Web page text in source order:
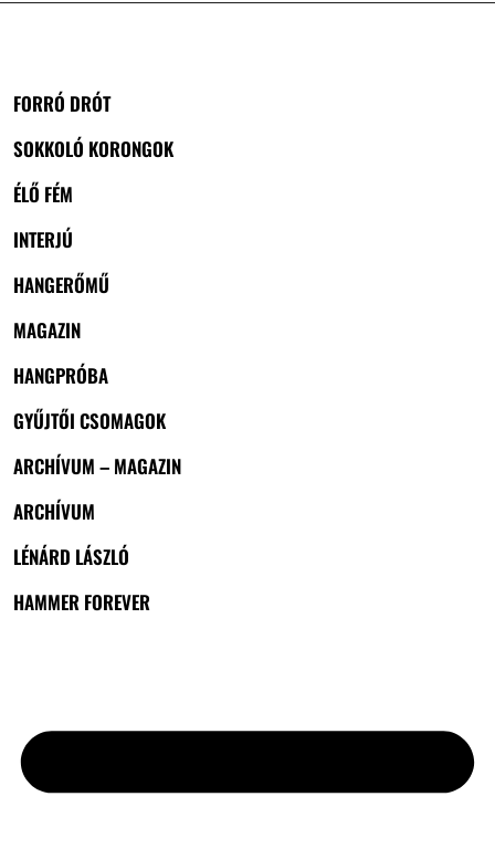
FORRÓ DRÓT
SOKKOLÓ KORONGOK
ÉLŐ FÉM
INTERJÚ
HANGERŐMŰ
MAGAZIN
HANGPRÓBA
GYŰJTŐI CSOMAGOK
ARCHÍVUM – MAGAZIN
ARCHÍVUM
LÉNÁRD LÁSZLÓ
HAMMER FOREVER